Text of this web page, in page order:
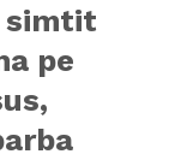
simtit
pe